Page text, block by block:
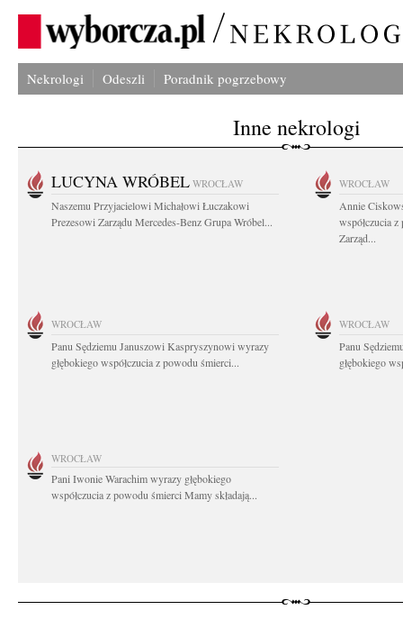
Nekrologi Odeszli Poradnik pogrzebowy
Inne nekrologi
LUCYNA WRÓBEL WROCŁAW
Naszemu Przyjacielowi Michałowi Łuczakowi
Prezesowi Zarządu Mercedes-Benz Grupa Wróbel...
WROCŁAW
Annie
współczucia
Zarząd...
WROCŁAW
Panu Sędziemu Januszowi Kaspryszynowi wyrazy
głębokiego współczucia z powodu śmierci...
WROCŁAW
Panu
głębokiego
WROCŁAW
Pani Iwonie Warachim wyrazy głębokiego
współczucia z powodu śmierci Mamy składają...